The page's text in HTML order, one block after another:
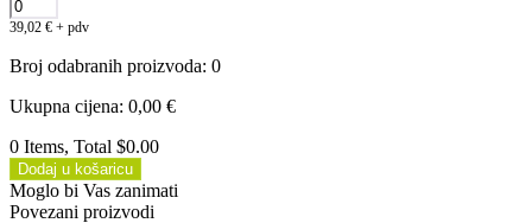
39,02 € + pdv
Broj odabranih proizvoda: 0
Ukupna cijena: 0,00 €
0 Items, Total $0.00
Dodaj u košaricu
Moglo bi Vas zanimati
Povezani proizvodi